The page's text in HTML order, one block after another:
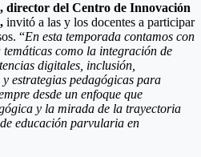
director del Centro de Innovación
invitó a las y los docentes a participar
“En esta temporada contamos con
como la integración de
digitales, inclusión,
estrategias pedagógicas para
desde un enfoque que
y la mirada de la trayectoria
educación parvularia en